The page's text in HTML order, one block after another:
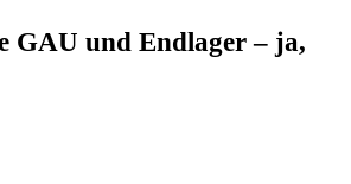
GAU und Endlager – ja,